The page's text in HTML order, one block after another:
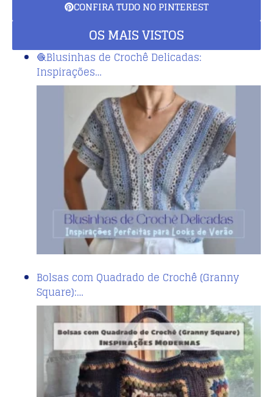
CONFIRA TUDO NO PINTEREST
OS MAIS VISTOS
🧶Blusinhas de Crochê Delicadas:
Inspirações…
Bolsas com Quadrado de Crochê (Granny
Square):…